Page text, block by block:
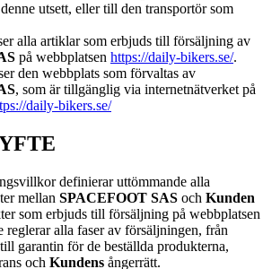
utsett, eller till den transportör som
alla artiklar som erbjuds till försäljning av
på webbplatsen https://daily-bikers.se/.
den webbplats som förvaltas av
, som är tillgänglig via internetnätverket på
daily-bikers.se/
definierar uttömmande alla
mellan SPACEFOOT SAS och Kunden
som erbjuds till försäljning på webbplatsen
reglerar alla faser av försäljningen, från
garantin för de beställda produkterna,
och Kundens ångerrätt.